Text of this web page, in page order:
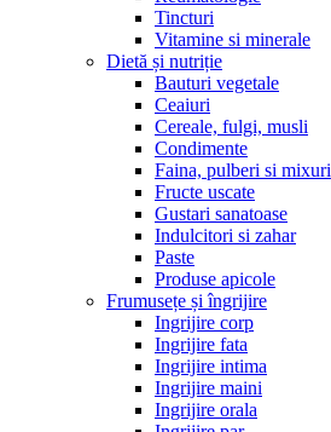
Tincturi
Vitamine si minerale
Dietă și nutriție
Bauturi vegetale
Ceaiuri
Cereale, fulgi, musli
Condimente
Faina, pulberi si mixuri
Fructe uscate
Gustari sanatoase
Indulcitori si zahar
Paste
Produse apicole
Frumusețe și îngrijire
Ingrijire corp
Ingrijire fata
Ingrijire intima
Ingrijire maini
Ingrijire orala